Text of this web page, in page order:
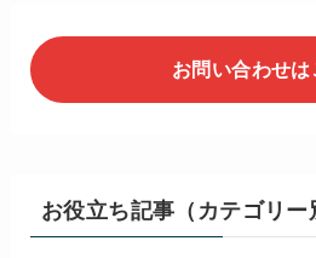
お問い合わせは
お役立ち記事（カテゴリー